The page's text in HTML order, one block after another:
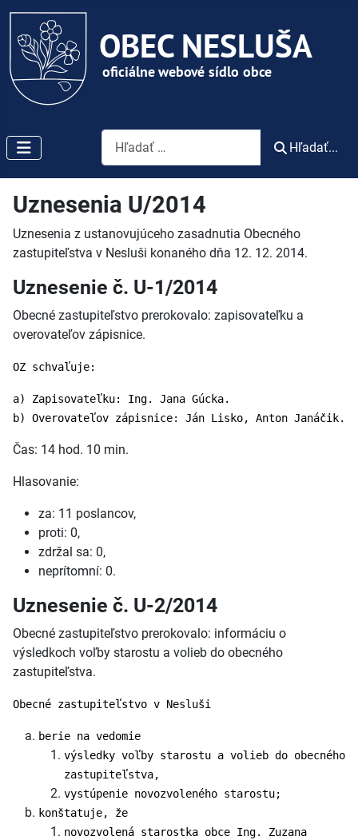
Vyhľadávanie
Hľadať...
Uznesenia U/2014
Uznesenia z ustanovujúceho zasadnutia Obecného
zastupiteľstva v Nesluši konaného dňa 12. 12. 2014.
Uznesenie č. U-1/2014
Obecné zastupiteľstvo prerokovalo: zapisovateľku a
overovateľov zápisnice.
OZ schvaľuje:
a) Zapisovateľku: Ing. Jana Gúcka.
b) Overovateľov zápisnice: Ján Lisko, Anton Janáčik.
Čas: 14 hod. 10 min.
Hlasovanie:
za: 11 poslancov,
proti: 0,
zdržal sa: 0,
neprítomní: 0.
Uznesenie č. U-2/2014
Obecné zastupiteľstvo prerokovalo: informáciu o
výsledkoch voľby starostu a volieb do obecného
zastupiteľstva.
Obecné zastupiteľstvo v Nesluši
berie na vedomie
výsledky voľby starostu a volieb do obecného
zastupiteľstva,
vystúpenie novozvoleného starostu;
konštatuje, že
novozvolená starostka obce Ing. Zuzana